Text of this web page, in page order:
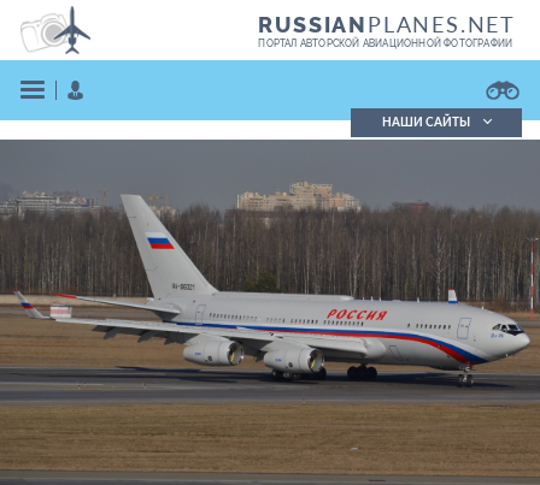
RUSSIANPLANES.NET
ПОРТАЛ АВТОРСКОЙ АВИАЦИОННОЙ ФОТОГРАФИИ
ВОЙТИ
ЗАРЕГИСТРИРОВАТЬСЯ
Поиск в реестре
Кратко
Подробно
НАШИ САЙТЫ